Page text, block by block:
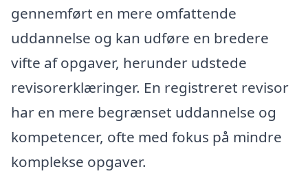
gennemført en mere omfattende
uddannelse og kan udføre en bredere
vifte af opgaver, herunder udstede
revisorerklæringer. En registreret revisor
har en mere begrænset uddannelse og
kompetencer, ofte med fokus på mindre
komplekse opgaver.